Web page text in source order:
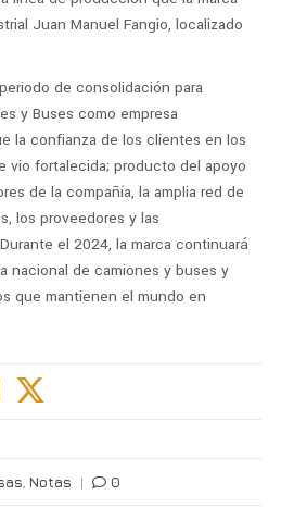
Juan Manuel Fangio, localizado
de consolidación para
y Buses como empresa
la confianza de los clientes en los
vio fortalecida; producto del apoyo
de la compañía, la amplia red de
los proveedores y las
el 2024, la marca continuará
nacional de camiones y buses y
que mantienen el mundo en
Notas | 0